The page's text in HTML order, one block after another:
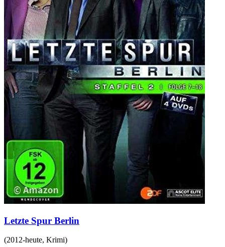
Letzte Spur Berlin
(2012-heute, Krimi)